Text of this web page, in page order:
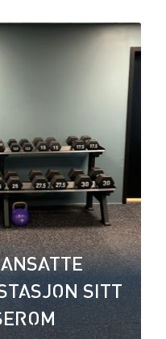
–
SITT